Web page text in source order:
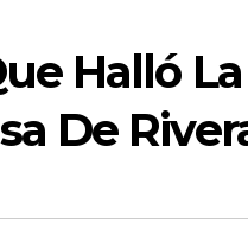
Halló
De